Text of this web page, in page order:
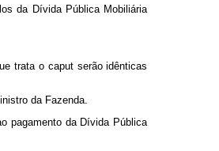
da Dívida Pública Mobiliária
trata o caput serão idênticas
da Fazenda.
pagamento da Dívida Pública